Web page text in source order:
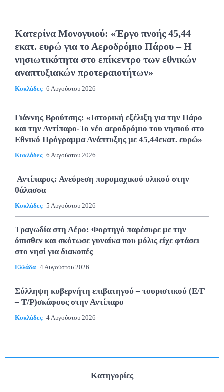
Κατερίνα Μονογυιού: «Έργο πνοής 45,44
εκατ. ευρώ για το Αεροδρόμιο Πάρου – Η
νησιωτικότητα στο επίκεντρο των εθνικών
αναπτυξιακών προτεραιοτήτων»
Κυκλάδες 6 Αυγούστου 2026
Γιάννης Βρούτσης: «Ιστορική εξέλιξη για την Πάρο
και την Αντίπαρο-Το νέο αεροδρόμιο του νησιού στο
Εθνικό Πρόγραμμα Ανάπτυξης με 45,44εκατ. ευρώ»
Κυκλάδες 6 Αυγούστου 2026
Αντίπαρος: Ανεύρεση πυρομαχικού υλικού στην
θάλασσα
Κυκλάδες 5 Αυγούστου 2026
Τραγωδία στη Λέρο: Φορτηγό παρέσυρε με την
όπισθεν και σκότωσε γυναίκα που μόλις είχε φτάσει
στο νησί για διακοπές
Ελλάδα 4 Αυγούστου 2026
Σύλληψη κυβερνήτη επιβατηγού – τουριστικού (Ε/Γ
– Τ/Ρ)σκάφους στην Αντίπαρο
Κυκλάδες 4 Αυγούστου 2026
Κατηγορίες